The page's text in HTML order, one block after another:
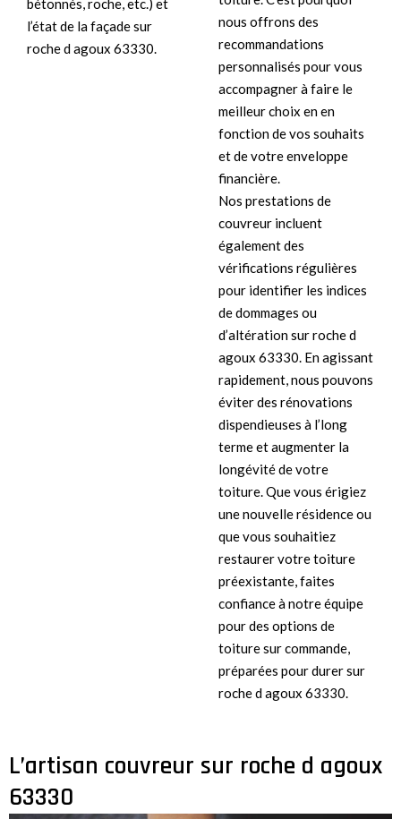
bétonnés, roche, etc.) et
l’état de la façade sur
roche d agoux 63330.
nous offrons des
recommandations
personnalisés pour vous
accompagner à faire le
meilleur choix en en
fonction de vos souhaits
et de votre enveloppe
financière.
Nos prestations de
couvreur incluent
également des
vérifications régulières
pour identifier les indices
de dommages ou
d’altération sur roche d
agoux 63330. En agissant
rapidement, nous pouvons
éviter des rénovations
dispendieuses à l’long
terme et augmenter la
longévité de votre
toiture. Que vous érigiez
une nouvelle résidence ou
que vous souhaitiez
restaurer votre toiture
préexistante, faites
confiance à notre équipe
pour des options de
toiture sur commande,
préparées pour durer sur
roche d agoux 63330.
L’artisan couvreur sur roche d agoux
63330